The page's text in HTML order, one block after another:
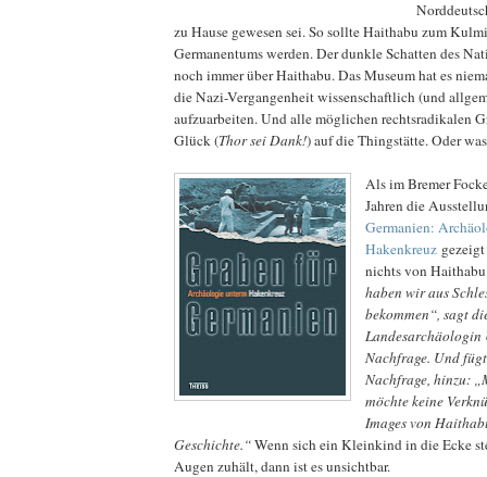
zu Hause gewesen sei. So sollte Haithabu zum
Germanentums werden. Der dunkle Schatten des
noch immer über Haithabu. Das Museum hat es
die Nazi-Vergangenheit wissenschaftlich (und
aufzuarbeiten. Und alle möglichen rechtsradikalen
Glück (Thor sei Dank!) auf die Thingstätte. Oder
Als im Bremer
Jahren die
Germanien:
Hakenkreuz
nichts von
haben wir aus
bekommen“, sagt
Nachfrage. Und
Nachfrage, hinzu:
möchte keine
Images von
Geschichte.“Wenn sich ein Kleinkind in die Ecke
Augen zuhält, dann ist es unsichtbar.